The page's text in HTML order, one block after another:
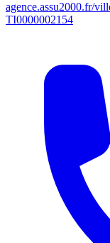
agence.assu2000.fr/
TI0000002154